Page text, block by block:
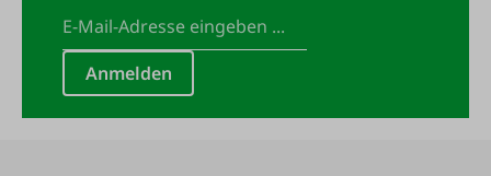
Anmelden